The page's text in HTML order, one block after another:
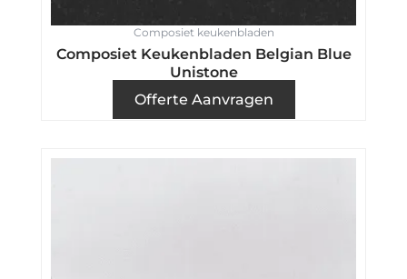
Composiet keukenbladen
Composiet Keukenbladen Belgian Blue
Unistone
Offerte Aanvragen